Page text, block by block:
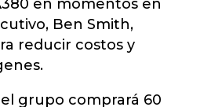
en momentos en
Ben Smith,
reducir costos y
grupo comprará 60